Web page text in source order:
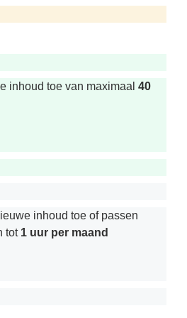
inhoud toe van maximaal 40
inhoud toe of passen
tot 1 uur per maand